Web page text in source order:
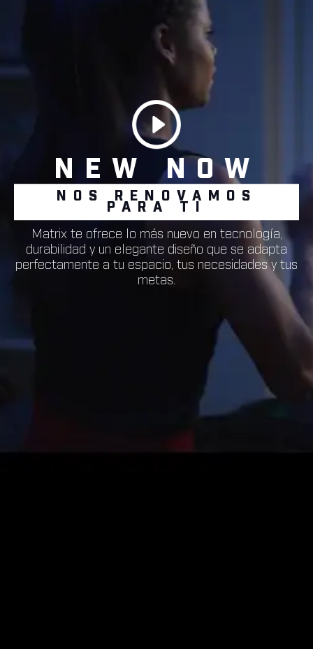
NEW NOW
NOS RENOVAMOS
PARA TI
Matrix te ofrece lo más nuevo en tecnología,
durabilidad y un elegante diseño que se adapta
perfectamente a tu espacio, tus necesidades y tus
metas.